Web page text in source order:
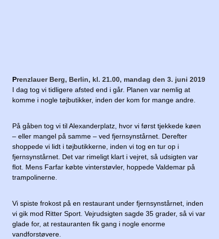
Prenzlauer Berg, Berlin, kl. 21.00, mandag den 3. juni 2019
I dag tog vi tidligere afsted end i går. Planen var nemlig at
komme i nogle tøjbutikker, inden der kom for mange andre.
På gåben tog vi til Alexanderplatz, hvor vi først tjekkede køen
– eller mangel på samme – ved fjernsynstårnet. Derefter
shoppede vi lidt i tøjbutikkerne, inden vi tog en tur op i
fjernsynstårnet. Det var rimeligt klart i vejret, så udsigten var
flot. Mens Farfar købte vinterstøvler, hoppede Valdemar på
trampolinerne.
Vi spiste frokost på en restaurant under fjernsynstårnet, inden
vi gik mod Ritter Sport. Vejrudsigten sagde 35 grader, så vi var
glade for, at restauranten fik gang i nogle enorme
vandforstøvere.